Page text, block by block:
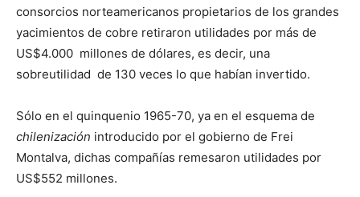
consorcios norteamericanos propietarios de los grandes
yacimientos de cobre retiraron utilidades por más de
US$4.000 millones de dólares, es decir, una
sobreutilidad de 130 veces lo que habían invertido.
Sólo en el quinquenio 1965-70, ya en el esquema de
chilenización introducido por el gobierno de Frei
Montalva, dichas compañías remesaron utilidades por
US$552 millones.